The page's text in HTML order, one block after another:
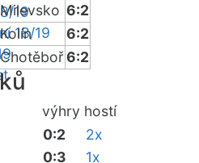
19
18/19
Milevsko 6:2
Kolín
6:2
Chotěboř6:2
výhry hostí
0:2
2x
0:3
1x